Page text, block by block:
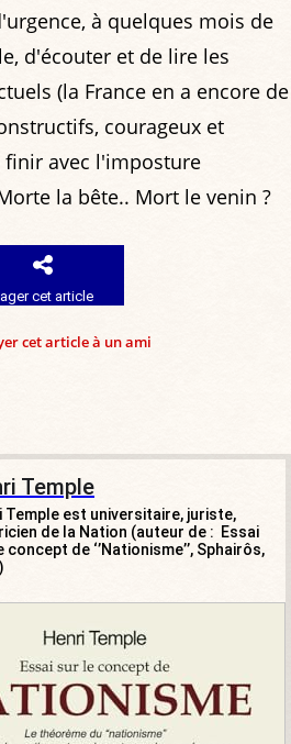
à quelques mois de
d'écouter et de lire les
(la France en a encore de
courageux et
avec l'imposture
la bête.. Mort le venin ?
cet article
cet article à un ami
Temple
Temple est universitaire, juriste,
de la Nation (auteur de : Essai
concept de ‘’Nationisme’’, Sphairôs,